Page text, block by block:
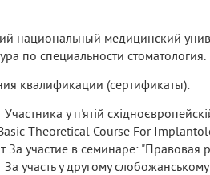
национальный медицинский
по специальности стоматология.
квалификации (сертификаты):
Участника у п'ятій
Theoretical Course For
За участие в семинаре: "Правовая
участь у другому